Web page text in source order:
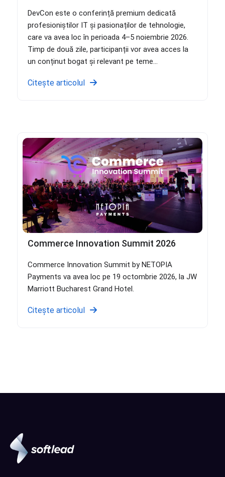
DevCon este o conferință premium dedicată
profesioniștilor IT și pasionaților de tehnologie,
care va avea loc în perioada 4–5 noiembrie 2026.
Timp de două zile, participanții vor avea acces la
un conținut bogat și relevant pe teme...
Citește articolul
Commerce Innovation Summit 2026
Commerce Innovation Summit by NETOPIA
Payments va avea loc pe 19 octombrie 2026, la JW
Marriott Bucharest Grand Hotel.
Citește articolul